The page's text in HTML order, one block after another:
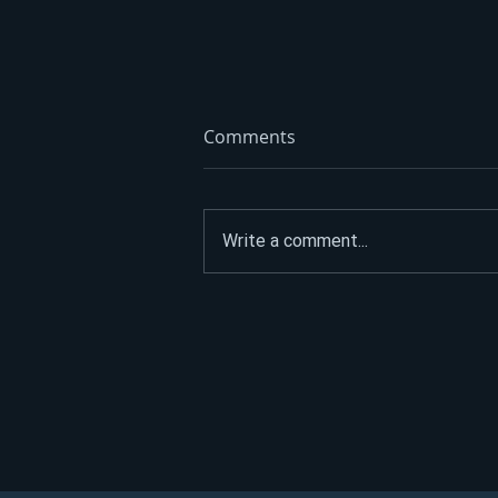
Comments
Write a comment...